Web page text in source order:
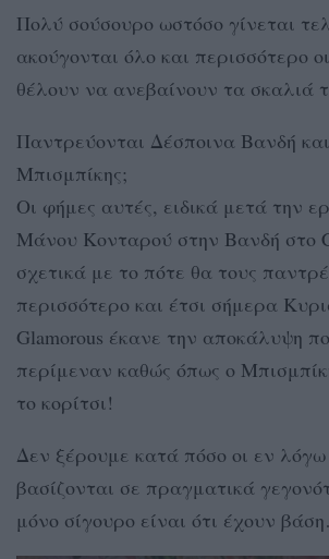
Πολύ σούσουρο ωστόσο γίνεται
ακούγονται όλο και περισσότερο
θέλουν να ανεβαίνουν τα σκαλιά
Παντρεύονται Δέσποινα Βανδή
Μπισμπίκης;
Οι φήμες αυτές, ειδικά μετά την
Μάνου Κονταρού στην Βανδή στο
σχετικά με το πότε θα τους
περισσότερο και έτσι σήμερα
Glamorous έκανε την αποκάλυψη
περίμεναν καθώς όπως ο
το κορίτσι!
Δεν ξέρουμε κατά πόσο οι εν
βασίζονται σε πραγματικά
μόνο σίγουρο είναι ότι έχουν